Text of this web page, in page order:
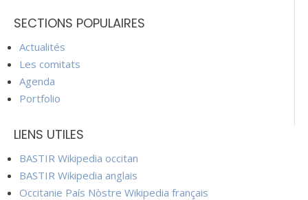
SECTIONS POPULAIRES
Actualités
Les comitats
Agenda
Portfolio
LIENS UTILES
BASTIR Wikipedia occitan
BASTIR Wikipedia anglais
Occitanie País Nòstre Wikipedia français